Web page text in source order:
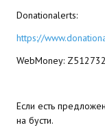
Donationalerts:
https://
WebMoney:
Если есть
на бусти.